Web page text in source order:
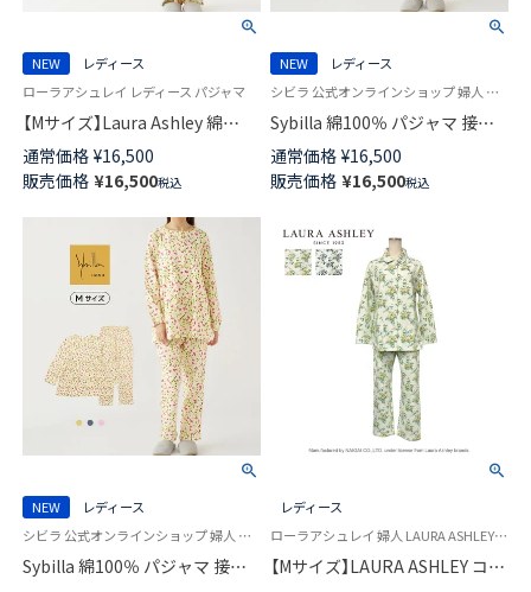
NEW
レディース
ローラアシュレイ レディース パジャマ
【Mサイズ】Laura Ashley 綿
100％ 40スムース かぶり パジ
ャマ 長袖 長丈パンツ Rubens
ルーベンス レディース
73281832
通常価格 ¥16,500
販売価格 ¥16,500税込
NEW
レディース
シビラ 公式オンラインショップ 婦人 パジャマ
Sybilla 綿100％ パジャマ 接結
天竺プリント 【Lサイズ】かぶり
長袖 長丈パンツ Principe Pio
プリンシペピオ 73925773
通常価格 ¥16,500
販売価格 ¥16,500税込
NEW
レディース
シビラ 公式オンラインショップ 婦人 パジャマ
Sybilla 綿100％ パジャマ 接結
レディース
ローラアシュレイ 婦人 LAURA ASHLEY 長袖 寝巻 部屋着前ボタン
【Mサイズ】LAURA ASHLEY コッ